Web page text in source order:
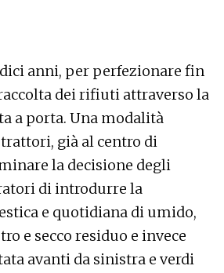
anni, per perfezionare fin
dei rifiuti attraverso la
a porta. Una modalità
già al centro di
la decisione degli
di introdurre la
e quotidiana di umido,
e secco residuo e invece
avanti da sinistra e verdi